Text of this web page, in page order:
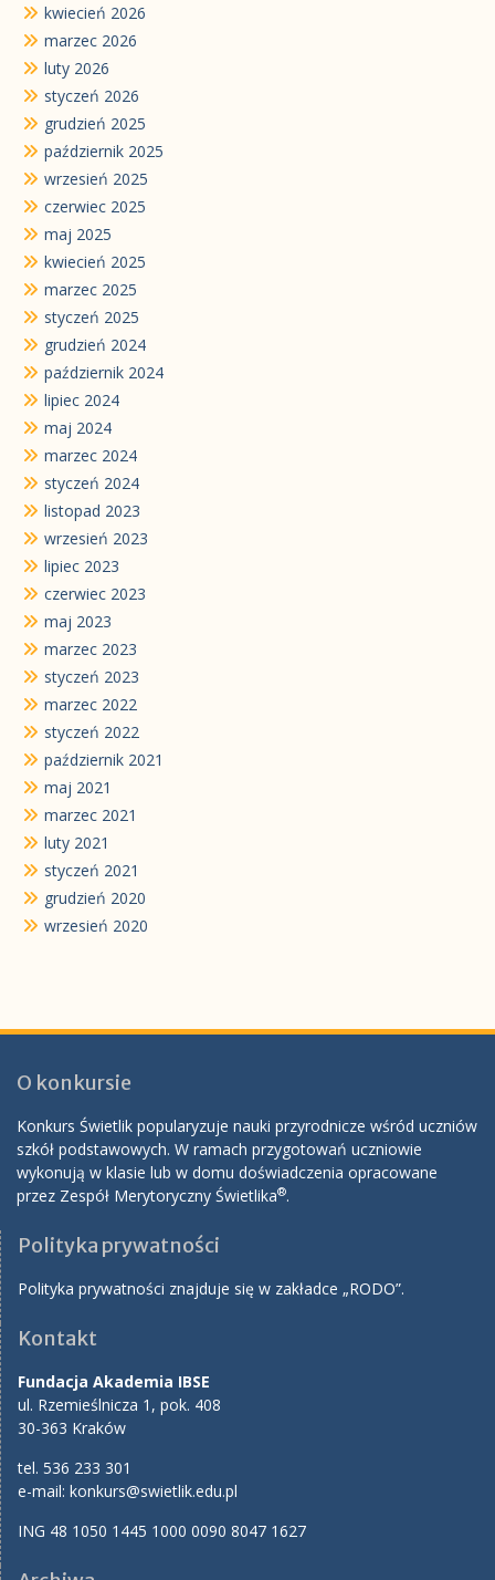
kwiecień 2026
marzec 2026
luty 2026
styczeń 2026
grudzień 2025
październik 2025
wrzesień 2025
czerwiec 2025
maj 2025
kwiecień 2025
marzec 2025
styczeń 2025
grudzień 2024
październik 2024
lipiec 2024
maj 2024
marzec 2024
styczeń 2024
listopad 2023
wrzesień 2023
lipiec 2023
czerwiec 2023
maj 2023
marzec 2023
styczeń 2023
marzec 2022
styczeń 2022
październik 2021
maj 2021
marzec 2021
luty 2021
styczeń 2021
grudzień 2020
wrzesień 2020
O konkursie
Konkurs Świetlik popularyzuje nauki przyrodnicze wśród uczniów
szkół podstawowych. W ramach przygotowań uczniowie
wykonują w klasie lub w domu doświadczenia opracowane
przez Zespół Merytoryczny Świetlika®.
Polityka prywatności
Polityka prywatności znajduje się w zakładce „RODO”.
Kontakt
Fundacja Akademia IBSE
ul. Rzemieślnicza 1, pok. 408
30-363 Kraków
tel. 536 233 301
e-mail: konkurs@swietlik.edu.pl
ING 48 1050 1445 1000 0090 8047 1627